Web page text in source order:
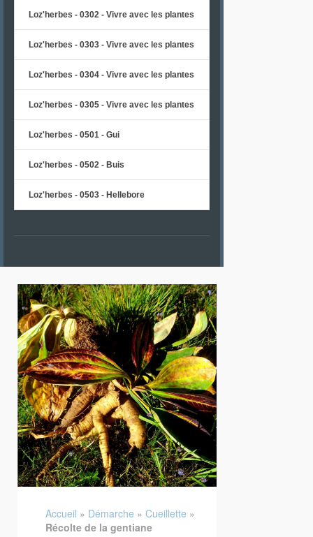
Loz'herbes - 0302 - Vivre avec les plantes
Loz'herbes - 0303 - Vivre avec les plantes
Loz'herbes - 0304 - Vivre avec les plantes
Loz'herbes - 0305 - Vivre avec les plantes
Loz'herbes - 0501 - Gui
Loz'herbes - 0502 - Buis
Loz'herbes - 0503 - Hellebore
Accueil » Démarche » Cueillette »
Récolte de la gentiane